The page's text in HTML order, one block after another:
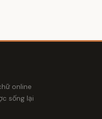
online
sống lại